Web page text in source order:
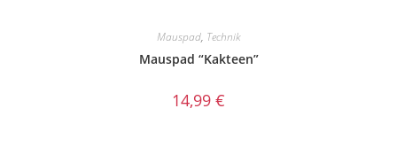
Mauspad, Technik
Mauspad “Kakteen”
14,99 €